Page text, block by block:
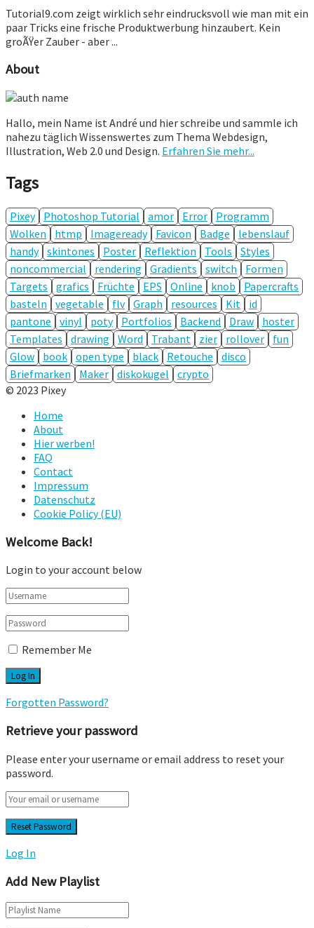
Tutorial9.com zeigt wirklich sehr eindrucksvoll wie man mit ein
paar Tricks eine frische Produktwerbung hinzaubert. Kein
groÃŸer Zauber - aber ...
About
Hallo, mein Name ist André und hier schreibe und sammle ich
nahezu täglich Wissenswertes zum Thema Webdesign,
Illustration, Web 2.0 und Design. Erfahren Sie mehr...
Tags
Pixey Photoshop Tutorial amor Error
Programm
Wolken
htmp Imageready Favicon Badge
lebenslauf
handy skintones Poster Reflektion Tools
Styles
noncommercial
rendering Gradients switch
Formen
Targets
grafics Früchte EPS Online knob
Papercrafts
basteln
vegetable flv Graph resources Kit
id
pantone
vinyl poty Portfolios Backend Draw
hoster
Templates
drawing Word Trabant zier rollover
fun
Glow
book open type black Retouche
disco
Briefmarken
Maker diskokugel
crypto
© 2023 Pixey
Home
About
Hier werben!
FAQ
Contact
Impressum
Datenschutz
Cookie Policy (EU)
Welcome Back!
Login to your account below
Remember Me
Forgotten Password?
Retrieve your password
Please enter your username or email address to reset your
password.
Log In
Add New Playlist